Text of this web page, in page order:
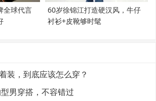
全球代言
60岁徐锦江打造硬汉风，牛仔
衬衫+皮靴够时髦
装，到底应该怎么穿？
男穿搭，不容错过